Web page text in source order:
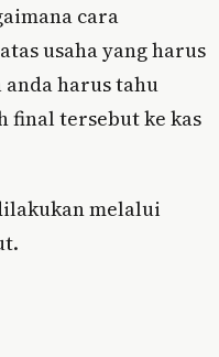
cara
usaha yang harus
anda harus tahu
final tersebut ke kas
melalui